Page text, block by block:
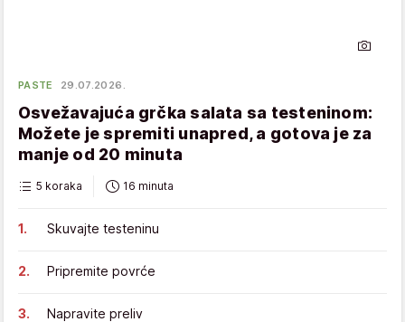
PASTE 29.07.2026.
Osvežavajuća grčka salata sa testeninom:
Možete je spremiti unapred, a gotova je za
manje od 20 minuta
5 koraka 16 minuta
Skuvajte testeninu
Pripremite povrće
Napravite preliv